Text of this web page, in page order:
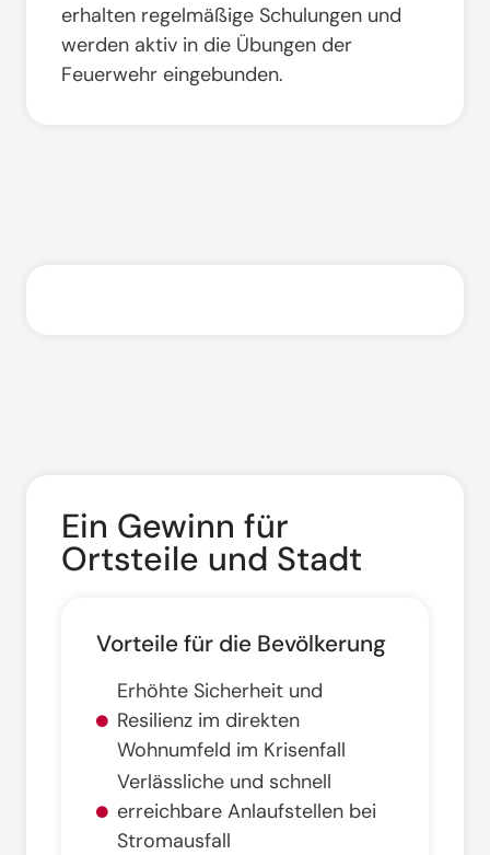
erhalten regelmäßige Schulungen und
werden aktiv in die Übungen der
Feuerwehr eingebunden.
Ein Gewinn für
Ortsteile und Stadt
Vorteile für die Bevölkerung
Erhöhte Sicherheit und
Resilienz im direkten
Wohnumfeld im Krisenfall
Verlässliche und schnell
erreichbare Anlaufstellen bei
Stromausfall